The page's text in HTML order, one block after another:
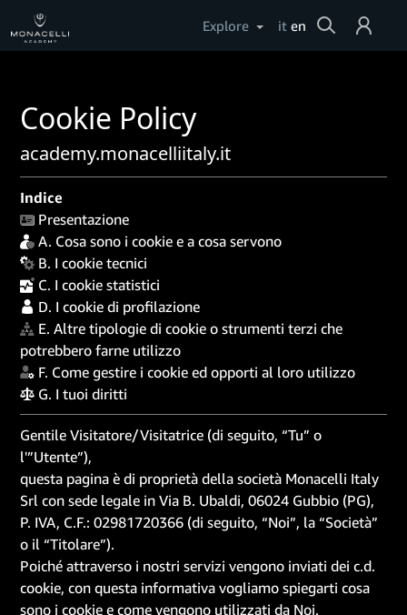
Explore it en Cerca
Cookie Policy
academy.monacelliitaly.it
Indice
Presentazione
A. Cosa sono i cookie e a cosa servono
B. I cookie tecnici
C. I cookie statistici
D. I cookie di profilazione
E. Altre tipologie di cookie o strumenti terzi che
potrebbero farne utilizzo
F. Come gestire i cookie ed opporti al loro utilizzo
G. I tuoi diritti
Gentile Visitatore/Visitatrice (di seguito, “Tu” o
l'”Utente”),
questa pagina è di proprietà della società Monacelli Italy
Srl con sede legale in Via B. Ubaldi, 06024 Gubbio (PG),
P. IVA, C.F.: 02981720366 (di seguito, “Noi”, la “Società”
o il “Titolare”).
Poiché attraverso i nostri servizi vengono inviati dei c.d.
cookie, con questa informativa vogliamo spiegarti cosa
sono i cookie e come vengono utilizzati da Noi.